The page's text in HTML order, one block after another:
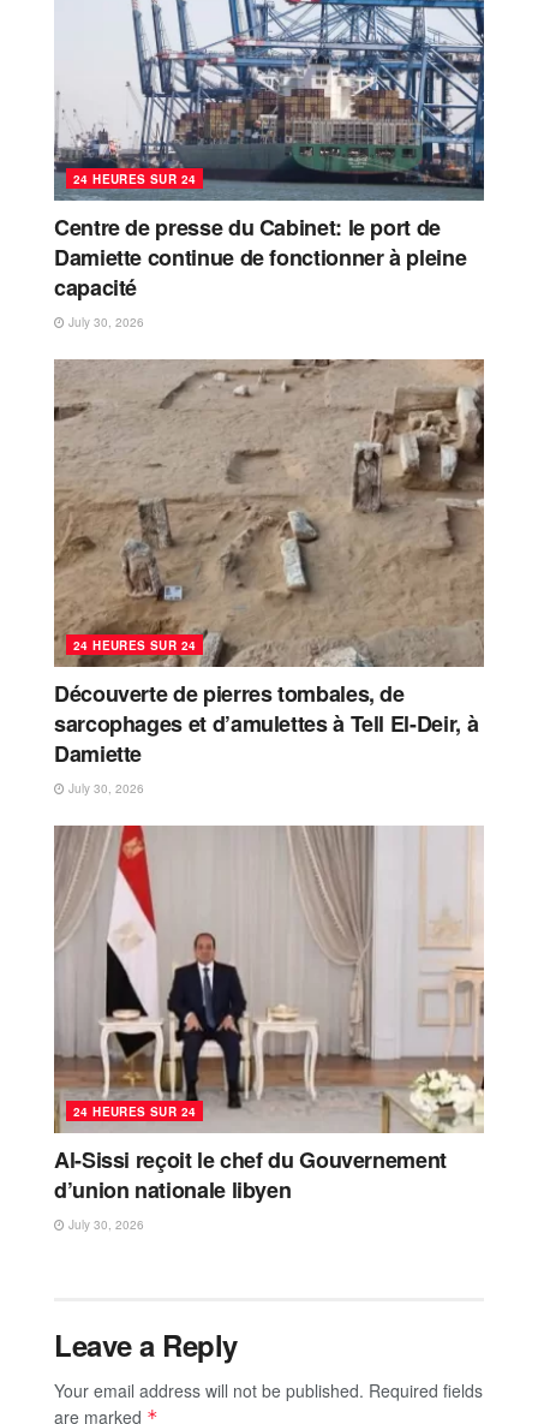
24 HEURES SUR 24
Centre de presse du Cabinet: le port de
Damiette continue de fonctionner à pleine
capacité
July 30, 2026
24 HEURES SUR 24
Découverte de pierres tombales, de
sarcophages et d’amulettes à Tell El-Deir, à
Damiette
July 30, 2026
24 HEURES SUR 24
Al-Sissi reçoit le chef du Gouvernement
d’union nationale libyen
July 30, 2026
Leave a Reply
Your email address will not be published. Required fields
are marked *